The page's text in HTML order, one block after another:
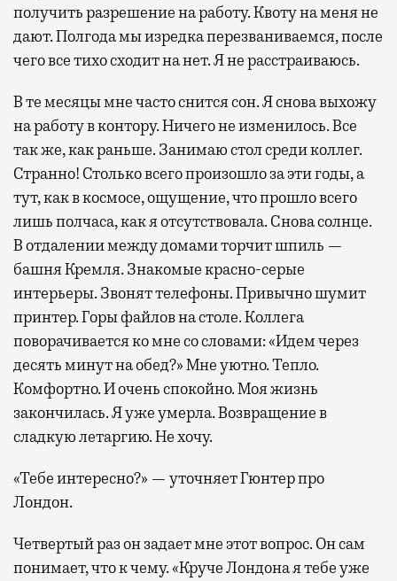
получить разрешение на работу. Квоту на меня не
дают. Полгода мы изредка перезваниваемся, после
чего все тихо сходит на нет. Я не расстраиваюсь.
В те месяцы мне часто снится сон. Я снова выхожу
на работу в контору. Ничего не изменилось. Все
так же, как раньше. Занимаю стол среди коллег.
Странно! Столько всего произошло за эти годы, а
тут, как в космосе, ощущение, что прошло всего
лишь полчаса, как я отсутствовала. Снова солнце.
В отдалении между домами торчит шпиль —
башня Кремля. Знакомые красно-серые
интерьеры. Звонят телефоны. Привычно шумит
принтер. Горы файлов на столе. Коллега
поворачивается ко мне со словами: «Идем через
десять минут на обед?» Мне уютно. Тепло.
Комфортно. И очень спокойно. Моя жизнь
закончилась. Я уже умерла. Возвращение в
сладкую летаргию. Не хочу.
«Тебе интересно?» — уточняет Гюнтер про
Лондон.
Четвертый раз он задает мне этот вопрос. Он сам
понимает, что к чему. «Круче Лондона я тебе уже